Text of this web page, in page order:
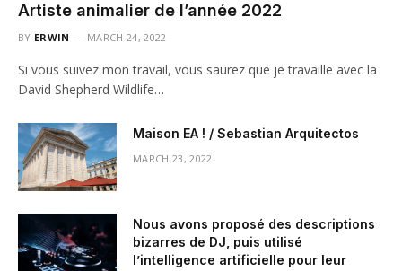
Artiste animalier de l’année 2022
BY ERWIN MARCH 24, 2022
Si vous suivez mon travail, vous saurez que je travaille avec la
David Shepherd Wildlife…
Maison EA ! / Sebastian Arquitectos
MARCH 23, 2022
Nous avons proposé des descriptions
bizarres de DJ, puis utilisé
l’intelligence artificielle pour leur